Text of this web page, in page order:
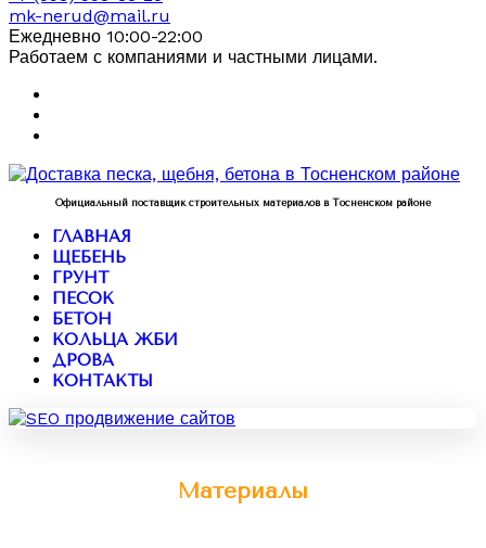
mk-nerud@mail.ru
Ежедневно 10:00-22:00
Работаем с компаниями и частными лицами.
Официальный поставщик строительных материалов в Тосненском районе
ГЛАВНАЯ
ЩЕБЕНЬ
ГРУНТ
ПЕСОК
БЕТОН
КОЛЬЦА ЖБИ
ДРОВА
КОНТАКТЫ
Материалы